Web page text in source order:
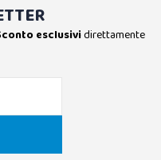
esclusividirettamente